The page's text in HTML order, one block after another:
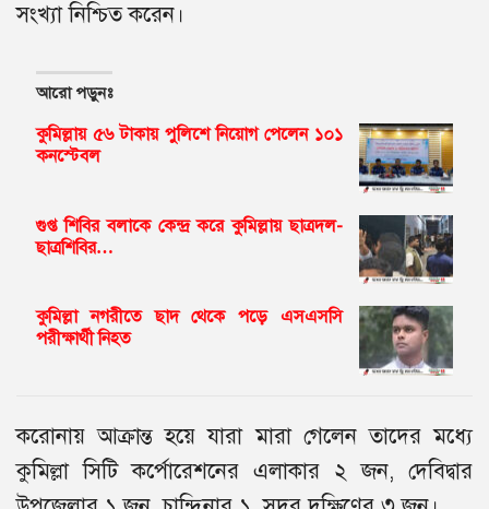
সংখ্যা নিশ্চিত করেন।
আরো পড়ুনঃ
কুমিল্লায় ৫৬ টাকায় পুলিশে নিয়োগ পেলেন ১০১
কনস্টেবল
গুপ্ত শিবির বলাকে কেন্দ্র করে কুমিল্লায় ছাত্রদল-
ছাত্রশিবির…
কুমিল্লা নগরীতে ছাদ থেকে পড়ে এসএসসি
পরীক্ষার্থী নিহত
করোনায় আক্রান্ত হয়ে যারা মারা গেলেন তাদের মধ্যে
কুমিল্লা সিটি কর্পোরেশনের এলাকার ২ জন, দেবিদ্বার